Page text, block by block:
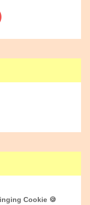
Cookie 🍪